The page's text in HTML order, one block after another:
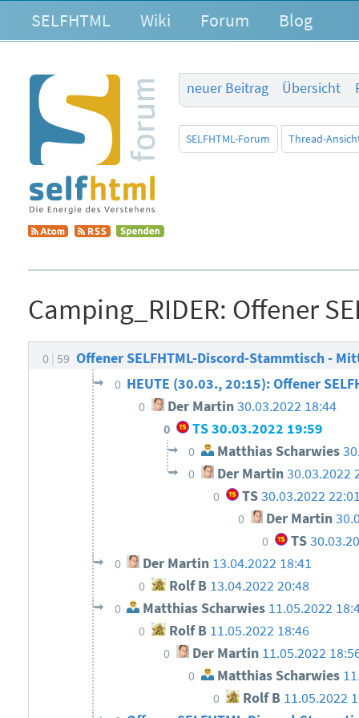
SELFHTML Wiki Forum Blog
neuer Beitrag Übersicht
SELFHTML-Forum Thread-
Camping_RIDER: Offener
0 59 Offener SELFHTML-Discord-Stammtisch -
0 HEUTE (30.03., 20:15): Offener
0 Der Martin30.03.2022 18:44
0 TS30.03.2022 19:59
0 Matthias Scharwies
0 Der Martin30.03.2022
0 TS 30.03.2022
0 Der Martin
0 TS
0 Der Martin 13.04.2022 18:41
0 Rolf B 13.04.2022 20:48
0 Matthias Scharwies 11.05.2022
0 Rolf B 11.05.2022 18:46
0 Der Martin 11.05.2022
0 Matthias Scharwies
0 Rolf B 11.05.2022